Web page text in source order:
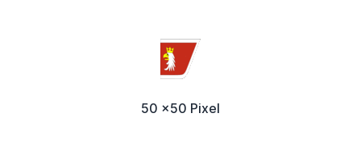
50 x50 Pixel